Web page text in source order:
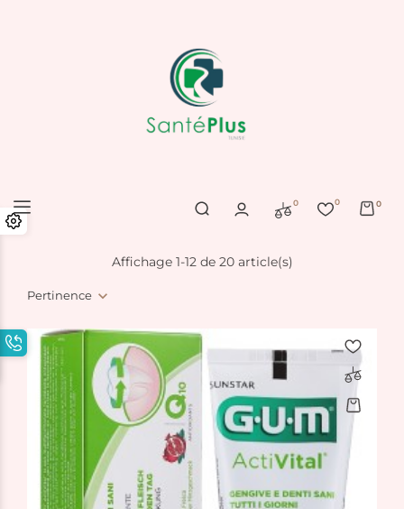
0 0 0
Pertinence
Affichage 1-12 de 20 article(s)